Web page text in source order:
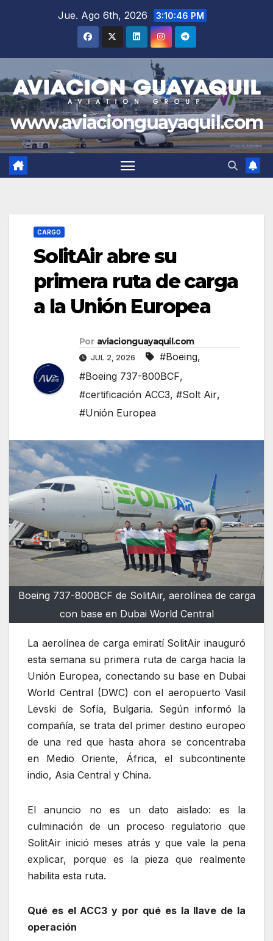
Jue. Ago 6th, 2026 3:10:47 PM
www.aviacionguayaquil.com
CARGO
SolitAir abre su
primera ruta de carga
a la Unión Europea
Por aviacionguayaquil.com
JUL 2, 2026 #Boeing,
#Boeing 737-800BCF,
#certificación ACC3, #Solt Air,
#Unión Europea
Boeing 737-800BCF de SolitAir, aerolínea de carga
con base en Dubai World Central
La aerolínea de carga emiratí SolitAir inauguró
esta semana su primera ruta de carga hacia la
Unión Europea, conectando su base en Dubai
World Central (DWC) con el aeropuerto Vasil
Levski de Sofía, Bulgaria. Según informó la
compañía, se trata del primer destino europeo
de una red que hasta ahora se concentraba
en Medio Oriente, África, el subcontinente
indio, Asia Central y China.
El anuncio no es un dato aislado: es la
culminación de un proceso regulatorio que
SolitAir inició meses atrás y que vale la pena
explicar, porque es la pieza que realmente
habilita esta ruta.
Qué es el ACC3 y por qué es la llave de la
operación